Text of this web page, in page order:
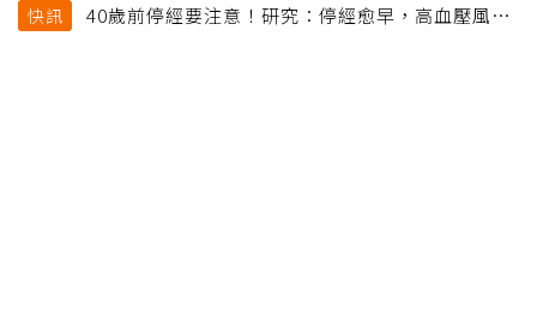
快訊
40歲前停經要注意！研究：停經愈早，高血壓風險